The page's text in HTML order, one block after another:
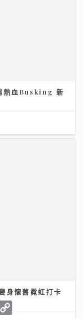
熱血Busking 新
身懷舊霓虹打卡
o